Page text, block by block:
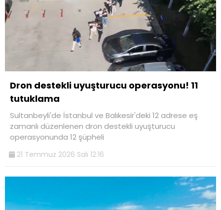
Dron destekli uyuşturucu operasyonu! 11
tutuklama
Sultanbeyli'de İstanbul ve Balıkesir'deki 12 adrese eş
zamanlı düzenlenen dron destekli uyuşturucu
operasyonunda 12 şüpheli
21 Temmuz 2026 Salı 12:16